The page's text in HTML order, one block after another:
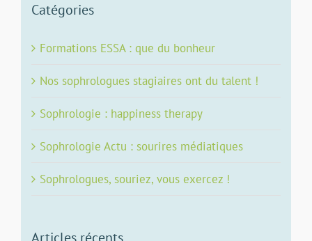
Catégories
Formations ESSA : que du bonheur
Nos sophrologues stagiaires ont du talent !
Sophrologie : happiness therapy
Sophrologie Actu : sourires médiatiques
Sophrologues, souriez, vous exercez !
Articles récents